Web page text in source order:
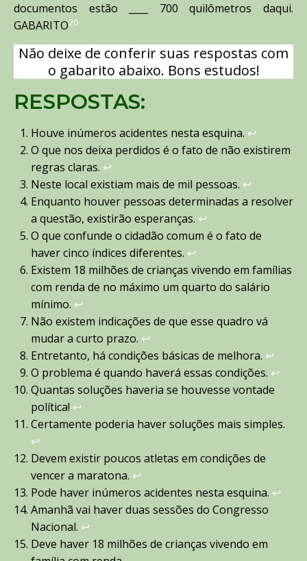
documentos estão ____ 700 quilômetros daqui.
GABARITO20
Não deixe de conferir suas respostas com
o gabarito abaixo. Bons estudos!
RESPOSTAS:
Houve inúmeros acidentes nesta esquina. ↩︎
O que nos deixa perdidos é o fato de não existirem
regras claras. ↩︎
Neste local existiam mais de mil pessoas. ↩︎
Enquanto houver pessoas determinadas a resolver
a questão, existirão esperanças. ↩︎
O que confunde o cidadão comum é o fato de
haver cinco índices diferentes. ↩︎
Existem 18 milhões de crianças vivendo em famílias
com renda de no máximo um quarto do salário
mínimo. ↩︎
Não existem indicações de que esse quadro vá
mudar a curto prazo. ↩︎
Entretanto, há condições básicas de melhora. ↩︎
O problema é quando haverá essas condições. ↩︎
Quantas soluções haveria se houvesse vontade
política! ↩︎
Certamente poderia haver soluções mais simples.
↩︎
Devem existir poucos atletas em condições de
vencer a maratona. ↩︎
Pode haver inúmeros acidentes nesta esquina. ↩︎
Amanhã vai haver duas sessões do Congresso
Nacional. ↩︎
Deve haver 18 milhões de crianças vivendo em